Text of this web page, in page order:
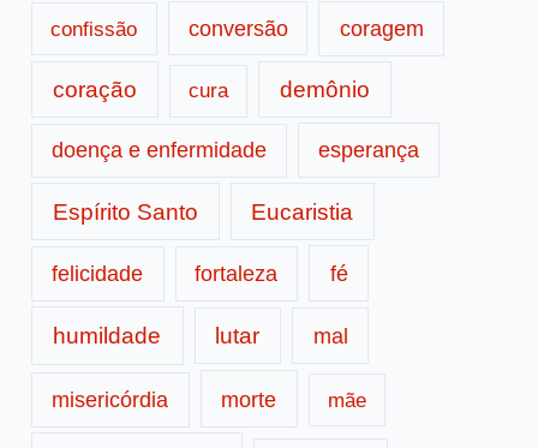
confissão conversão coragem
coração cura demônio
doença e enfermidade esperança
Espírito Santo Eucaristia
felicidade fortaleza fé
humildade lutar mal
misericórdia morte mãe